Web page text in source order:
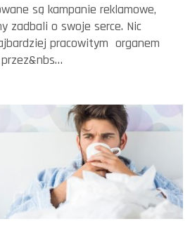
są kampanie reklamowe,
zadbali o swoje serce. Nic
pracowitym organem